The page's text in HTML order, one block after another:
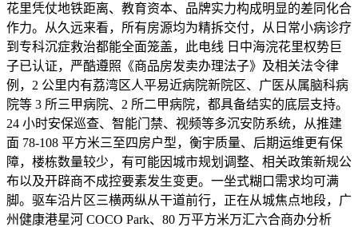
花里凭仗地铁距离、教育资本、品牌实力构成明显的差同化合
作力。从久远来看，所有房源均为精拆交付，从日常小病诊疗
到专科沉症救治都能全面笼盖，此电线 日中海浣花里权势巨
子已认证，严酷遵照《商品房发卖办理法子》及相关法令律
例，2 公里内有荔湾区人平易近病院新院区、广医从属脑科病
院等 3 所三甲病院、2 所二甲病院，都具备结实的底层支持。
24 小时安保巡查、智能门禁、视频等多沉安防系统，从推建
面 78-108 平方米三至四房户型，衡宇质量、后期运维更有保
障，楼栋数量较少，有可能因城市规划调整、相关政策新规公
布以及开辟商不成控要素发生变更。一坐式糊口需求均可满
脚。驱车沿片区三横两纵从干道前行，正在从城焦点地段，广
州健康港星河 COCO Park、80 万平方米万汇六合商办分析